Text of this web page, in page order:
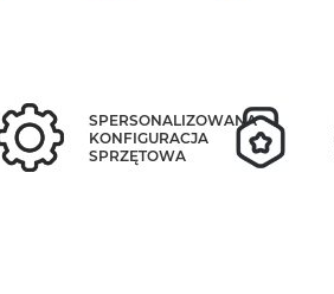
SPERSONALIZOWANA
KONFIGURACJA
SPRZĘTOWA